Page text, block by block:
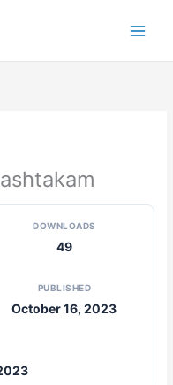
DOWNLOADS
49
PUBLISHED
October 16, 2023